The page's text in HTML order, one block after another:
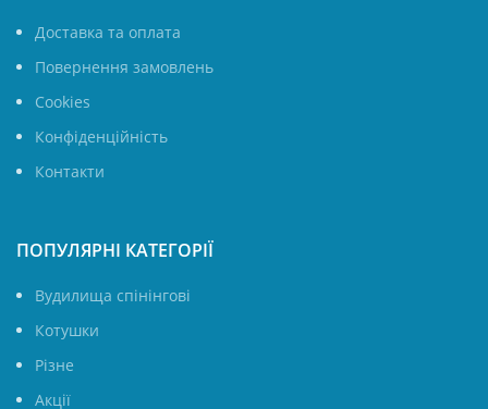
Доставка та оплата
Повернення замовлень
Cookies
Конфіденційність
Контакти
ПОПУЛЯРНІ КАТЕГОРІЇ
Вудилища спінінгові
Котушки
Різне
Акції